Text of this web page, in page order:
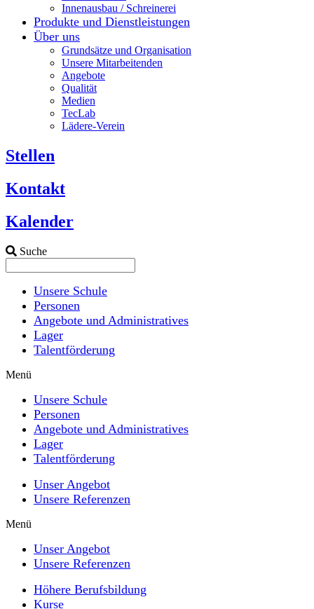
Innenausbau / Schreinerei
Produkte und Dienstleistungen
Über uns
Grundsätze und Organisation
Unsere Mitarbeitenden
Angebote
Qualität
Medien
TecLab
Lädere-Verein
Stellen
Kontakt
Kalender
Suche
Unsere Schule
Personen
Angebote und Administratives
Lager
Talentförderung
Menü
Unsere Schule
Personen
Angebote und Administratives
Lager
Talentförderung
Unser Angebot
Unsere Referenzen
Menü
Unser Angebot
Unsere Referenzen
Höhere Berufsbildung
Kurse